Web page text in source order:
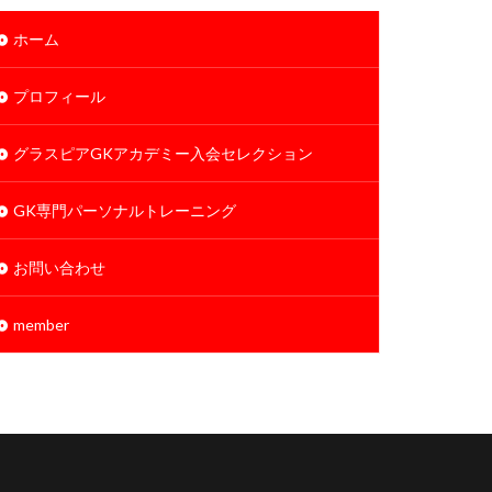
ホーム
プロフィール
グラスピアGKアカデミー入会セレクション
GK専門パーソナルトレーニング
お問い合わせ
member